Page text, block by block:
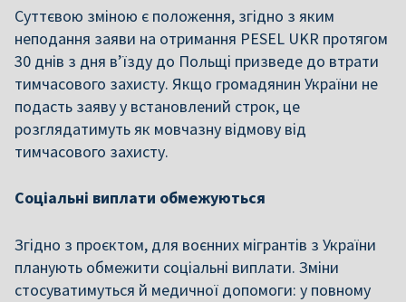
Суттєвою зміною є положення, згідно з яким
неподання заяви на отримання PESEL UKR протягом
30 днів з дня в’їзду до Польщі призведе до втрати
тимчасового захисту. Якщо громадянин України не
подасть заяву у встановлений строк, це
розглядатимуть як мовчазну відмову від
тимчасового захисту.
Соціальні виплати обмежуються
Згідно з проєктом, для воєнних мігрантів з України
планують обмежити соціальні виплати. Зміни
стосуватимуться й медичної допомоги: у повному